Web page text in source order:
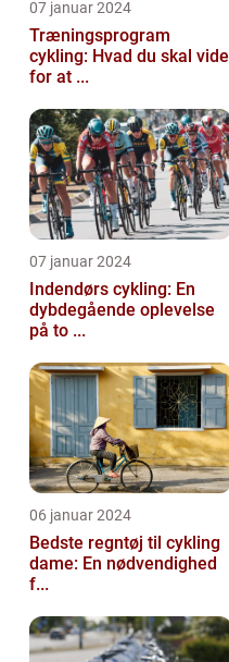
07 januar 2024
Træningsprogram
cykling: Hvad du skal vide
for at ...
07 januar 2024
Indendørs cykling: En
dybdegående oplevelse
på to ...
06 januar 2024
Bedste regntøj til cykling
dame: En nødvendighed
f...